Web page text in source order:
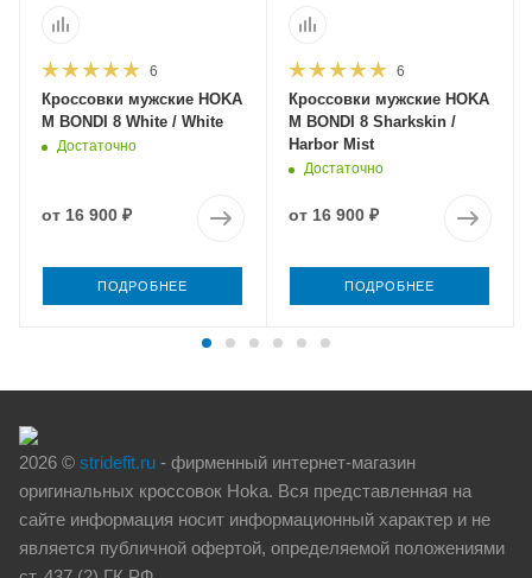
6
Кроссовки мужские HOKA
M BONDI 8 White / White
Достаточно
от 16 900 ₽
ПОДРОБНЕЕ
6
Кроссовки мужские HOKA
M BONDI 8 Sharkskin /
Harbor Mist
Достаточно
от 16 900 ₽
ПОДРОБНЕЕ
2026 © stridefit.ru - фирменный интернет-магазин
оригинальных кроссовок Hoka. Вся представленная на
сайте информация носит информационный характер и не
является публичной офертой, определяемой положениями